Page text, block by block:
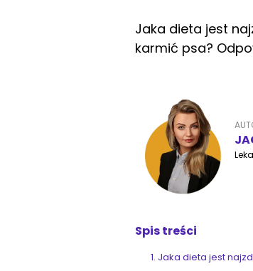
Jaka dieta jest
karmić psa?
Spis treści
Jaka dieta jest